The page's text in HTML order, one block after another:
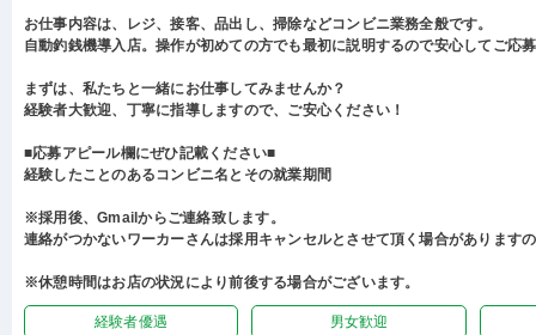
お仕事内容は、レジ、接客、品出し、掃除などコンビニ業務全般です。
自動釣銭機導入店。操作が初めての方でも最初に説明するので安心してご応
まずは、私たちと一緒にお仕事してみませんか？
経験者大歓迎、丁寧に指導しますので、ご安心ください！
■応募アピール欄にぜひ記載ください■
経験したことのあるコンビニ名とその就業期間
※採用後、Gmailからご連絡致します。
連絡がつかないワーカーさんは採用キャンセルとさせて頂く場合があります
※休憩時間はお店の状況により前後する場合がございます。
経験者優遇 男女歓迎